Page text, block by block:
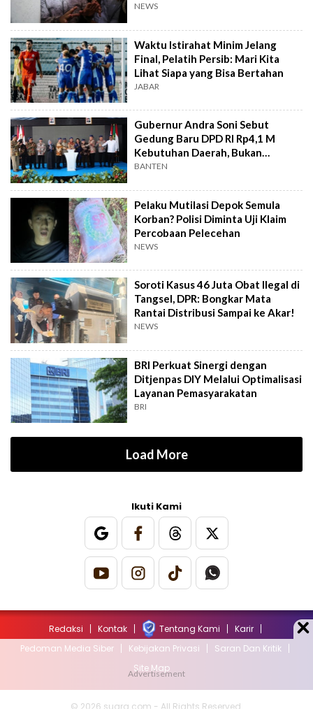
NEWS
Waktu Istirahat Minim Jelang
Final, Pelatih Persib: Mari Kita
Lihat Siapa yang Bisa Bertahan
JABAR
Gubernur Andra Soni Sebut
Gedung Baru DPD RI Rp4,1 M
Kebutuhan Daerah, Bukan
Senator
BANTEN
Pelaku Mutilasi Depok Semula
Korban? Polisi Diminta Uji Klaim
Percobaan Pelecehan
NEWS
Soroti Kasus 46 Juta Obat Ilegal di
Tangsel, DPR: Bongkar Mata
Rantai Distribusi Sampai ke Akar!
NEWS
BRI Perkuat Sinergi dengan
Ditjenpas DIY Melalui Optimalisasi
Layanan Pemasyarakatan
BRI
Load More
Ikuti Kami
Redaksi Kontak Tentang Kami
Karir
Pedoman Media Siber
Kebijakan Privasi
Saran Dan Kritik
Site Map
© 2026 suara.com - All Rights Reserved.